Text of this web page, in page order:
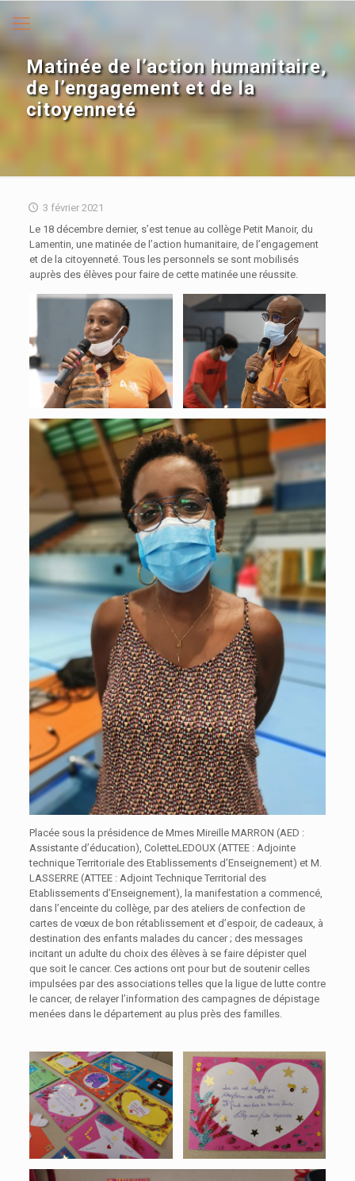
Matinée de l’action humanitaire,
de l’engagement et de la
citoyenneté
3 février 2021
Le 18 décembre dernier, s’est tenue au collège Petit Manoir, du
Lamentin, une matinée de l’action humanitaire, de l’engagement
et de la citoyenneté. Tous les personnels se sont mobilisés
auprès des élèves pour faire de cette matinée une réussite.
Placée sous la présidence de Mmes Mireille MARRON (AED :
Assistante d’éducation), ColetteLEDOUX (ATTEE : Adjointe
technique Territoriale des Etablissements d’Enseignement) et M.
LASSERRE (ATTEE : Adjoint Technique Territorial des
Etablissements d’Enseignement), la manifestation a commencé,
dans l’enceinte du collège, par des ateliers de confection de
cartes de vœux de bon rétablissement et d’espoir, de cadeaux, à
destination des enfants malades du cancer ; des messages
incitant un adulte du choix des élèves à se faire dépister quel
que soit le cancer. Ces actions ont pour but de soutenir celles
impulsées par des associations telles que la ligue de lutte contre
le cancer, de relayer l’information des campagnes de dépistage
menées dans le département au plus près des familles.